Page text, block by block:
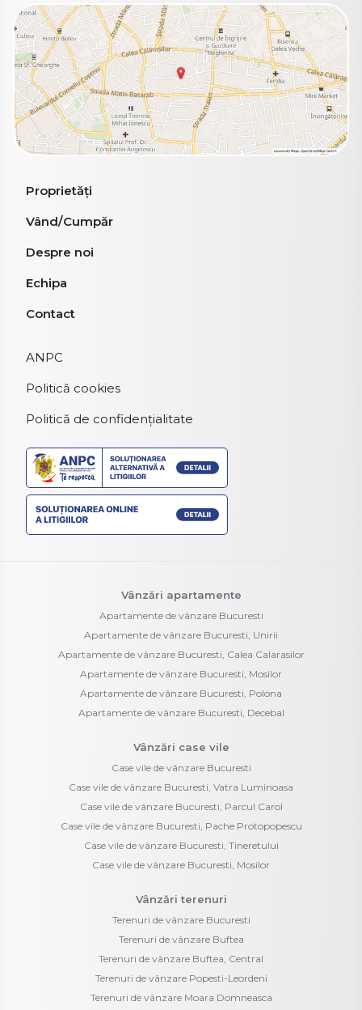
Proprietăți
Vând/Cumpăr
Despre noi
Echipa
Contact
ANPC
Politică cookies
Politică de confidențialitate
Vânzări apartamente
Apartamente de vânzare Bucuresti
Apartamente de vânzare Bucuresti, Unirii
Apartamente de vânzare Bucuresti, Calea Calarasilor
Apartamente de vânzare Bucuresti, Mosilor
Apartamente de vânzare Bucuresti, Polona
Apartamente de vânzare Bucuresti, Decebal
Vânzări case vile
Case vile de vânzare Bucuresti
Case vile de vânzare Bucuresti, Vatra Luminoasa
Case vile de vânzare Bucuresti, Parcul Carol
Case vile de vânzare Bucuresti, Pache Protopopescu
Case vile de vânzare Bucuresti, Tineretului
Case vile de vânzare Bucuresti, Mosilor
Vânzări terenuri
Terenuri de vânzare Bucuresti
Terenuri de vânzare Buftea
Terenuri de vânzare Buftea, Central
Terenuri de vânzare Popesti-Leordeni
Terenuri de vânzare Moara Domneasca